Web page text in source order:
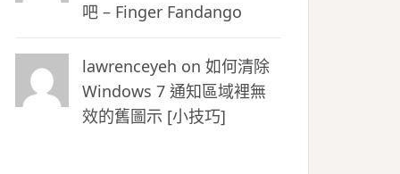
吧 – Finger Fandango
lawrenceyeh on 如何清除
Windows 7 通知區域裡無
效的舊圖示 [小技巧]